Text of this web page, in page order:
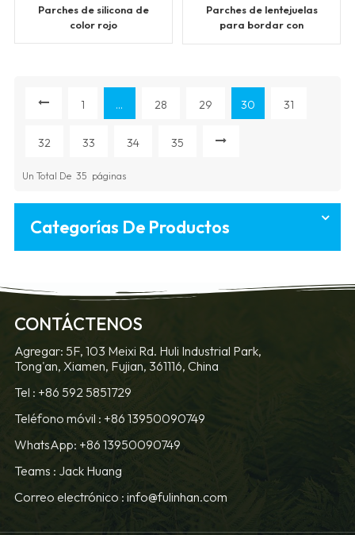
Parches de silicona de
color rojo
Parches de lentejuelas
para bordar con
1 ... 28 29 30 31
32 33 34 35
Un Total De 35 Páginas
Categorías De Productos
CONTÁCTENOS
Agregar: 5F, 103 Meixi Rd. Huli Industrial Park,
Tong'an, Xiamen, Fujian, 361116, China
Tel : +86 592 5851729
Teléfono móvil : +86 13950090749
WhatsApp: +86 13950090749
Teams : Jack Huang
Correo electrónico : info@fulinhan.com